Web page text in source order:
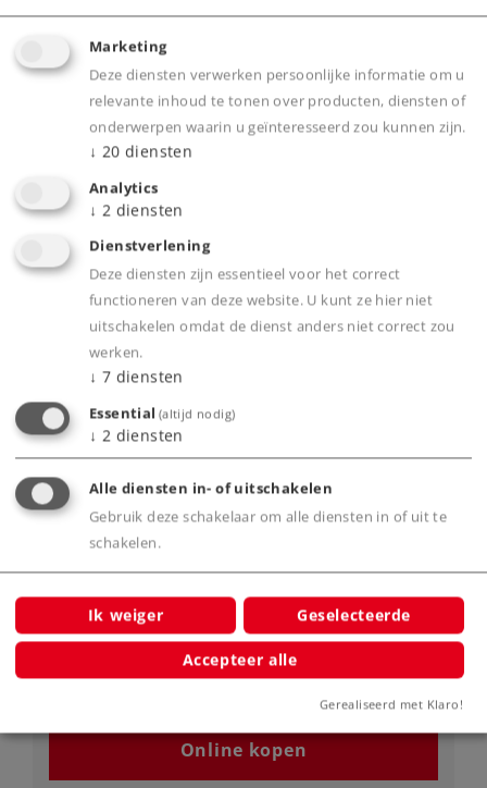
Art.-No. 43897
Personenrijtuig 2e klasse
69,99 €
Leverbaar vanaf fabriek.
Online kopen
Spoor H0 Tijdperk IV Wagens
Personenrijtuig 1e/2e klas
69,99 €
Online kopen
Marketing
Deze diensten verwerken persoonlijke informatie om u
relevante inhoud te tonen over producten, diensten of
onderwerpen waarin u geïnteresseerd zou kunnen zijn.
↓ 20 diensten
Analytics
↓ 2 diensten
Dienstverlening
Deze diensten zijn essentieel voor het correct
functioneren van deze website. U kunt ze hier niet
uitschakelen omdat de dienst anders niet correct zou
werken.
↓ 7 diensten
Essential (altijd nodig)
↓ 2 diensten
Alle diensten in- of uitschakelen
Gebruik deze schakelaar om alle diensten in of uit te
schakelen.
Ik weiger Geselecteerde
Accepteer alle
Gerealiseerd met Klaro!